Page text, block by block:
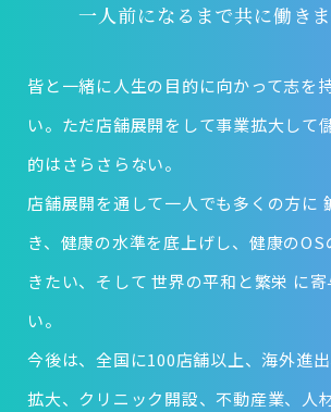
一人前になるまで共に働き
皆と一緒に人生の目的に向かって志を
い。ただ店舗展開をして事業拡大して
的はさらさらない。
店舗展開を通して一人でも多くの方に
き、健康の水準を底上げし、健康のOS
きたい、そして 世界の平和と繁栄 に
い。
今後は、全国に100店舗以上、海外進
拡大、クリニック開設、不動産業、人